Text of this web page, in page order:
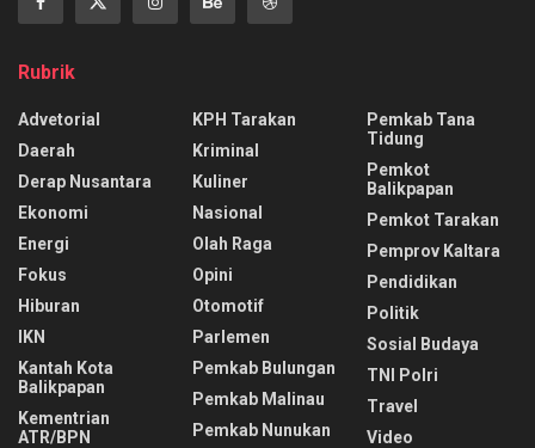
Rubrik
Advetorial
Daerah
Derap Nusantara
Ekonomi
Energi
Fokus
Hiburan
IKN
Kantah Kota
Balikpapan
Kementrian
ATR/BPN
KPH Tarakan
Kriminal
Kuliner
Nasional
Olah Raga
Opini
Otomotif
Parlemen
Pemkab Bulungan
Pemkab Malinau
Pemkab Nunukan
Pemkab Tana
Tidung
Pemkot
Balikpapan
Pemkot Tarakan
Pemprov Kaltara
Pendidikan
Politik
Sosial Budaya
TNI Polri
Travel
Video